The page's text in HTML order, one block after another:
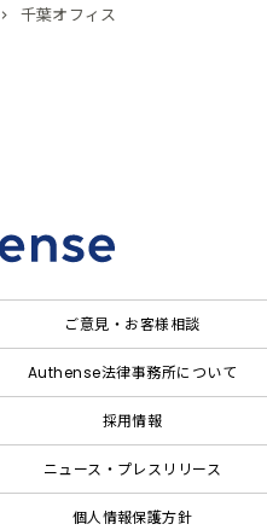
千葉オフィス
ご意見・お客様相談
Authense法律事務所について
採用情報
ニュース・プレスリリース
個人情報保護方針